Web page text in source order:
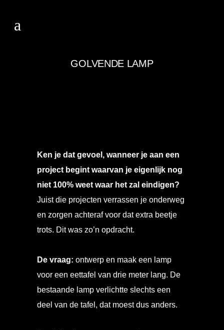
GOLVENDE LAMP
Ken je dat gevoel, wanneer je aan een
project begint waarvan je eigenlijk nog
niet 100% weet waar het zal eindigen?
Juist die projecten verrassen je onderweg
en zorgen achteraf voor dat extra beetje
trots. Dit was zo’n opdracht.
De vraag: ontwerp en maak een lamp
voor een eettafel van drie meter lang. De
bestaande lamp verlichtte slechts een
deel van de tafel, dat moest dus anders.